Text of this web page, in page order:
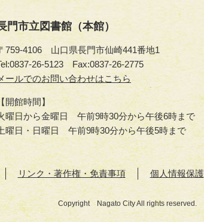
門市立図書館（本館）
759-4106 山口県長門市仙崎441番地1
26-5123
Fax:0837-26-2775
門
市
書
（本
館）
ールでのお問い合わせはこちら
開館時間】
曜日から金曜日 午前9時30分から午後6時まで
曜日・日曜日 午前9時30分から午後5時まで
リンク・著作権・免責事項 個人情報保護
Copyright Nagato City All rights reserved.